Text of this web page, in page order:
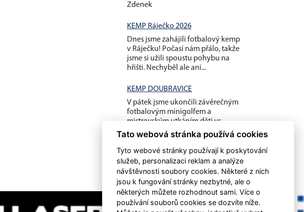
Zdenek
KEMP Ráječko 2026
Dnes jsme zahájili fotbalový kemp
v Ráječku! Počasí nám přálo, takže
jsme si užili spoustu pohybu na
hřišti. Nechyběl ale ani...
KEMP DOUBRAVICE
V pátek jsme ukončili závěrečným
fotbalovým minigolfem a
mistrovským utkáním děti vs
rodiče náš letošní první kemp...
Tato webová stránka používá cookies
Tyto webové stránky používají k poskytování
služeb, personalizaci reklam a analýze
návštěvnosti soubory cookies. Některé z nich
jsou k fungování stránky nezbytné, ale o
některých můžete rozhodnout sami. Více o
používání souborů cookies se dozvíte níže.